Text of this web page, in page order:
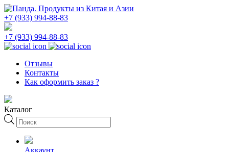
+7 (933) 994-88-83
+7 (933) 994-88-83
Отзывы
Контакты
Как оформить заказ ?
Каталог
Поиск
товаров
Аккаунт